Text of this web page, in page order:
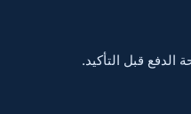
قبل التأكيد.